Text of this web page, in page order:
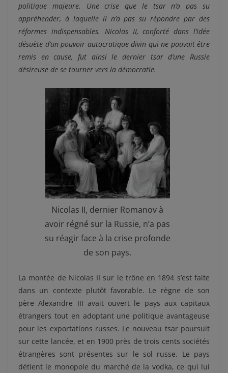
politique majeure. Une crise que le tsar n’a pas su
appréhender, à laquelle il n’a pas su répondre par des
réformes indispensables. Nicolas II, conforté dans l’idée
désuète d’un pouvoir autocratique divin qui ne pouvait être
remis en cause, fut ainsi le dernier tsar d’une Russie
désireuse de se tourner vers la démocratie.
Nicolas II, dernier Romanov à
avoir régné sur la Russie, n’a pas
su réagir face à la crise profonde
de son pays.
La montée de Nicolas II sur le trône en 1894 s’est faite
dans un contexte plutôt favorable. Le règne de son
père Alexandre III avait ouvert le pays aux capitaux
étrangers tout en adoptant une politique avantageuse
pour les exportations russes. Le nouveau tsar poursuit
sur cette lancée, et en 1900 près de trois cents sociétés
étrangères sont présentes sur le sol russe. Le pays
détient le monopole du marché de la vodka, ce qui lui